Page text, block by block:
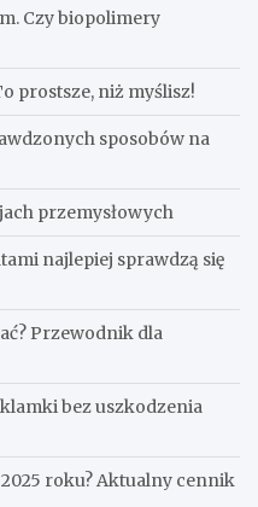
Czy biopolimery
prostsze, niż myślisz!
sposobów na
przemysłowych
najlepiej sprawdzą się
Przewodnik dla
bez uszkodzenia
roku? Aktualny cennik